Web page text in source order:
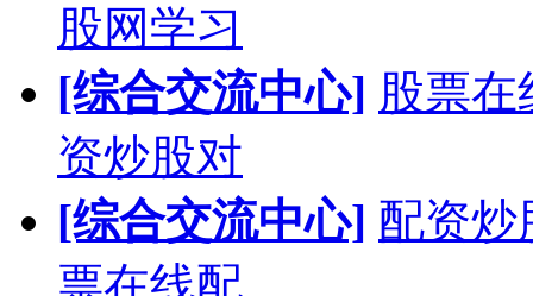
股网学习
[综合交流中心] 股票
资炒股对
[综合交流中心] 配资炒
票在线配